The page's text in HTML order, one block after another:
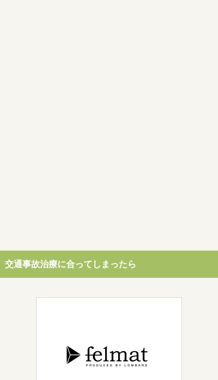
交通事故治療に合ってしまったら